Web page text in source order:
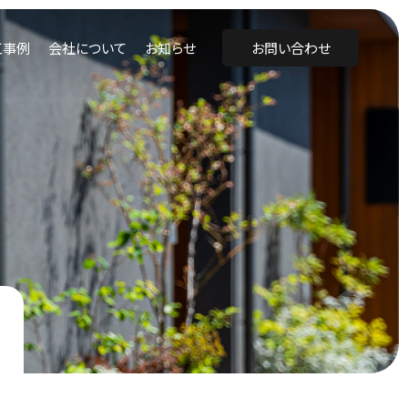
例 会社について お知らせ お問い合わせ